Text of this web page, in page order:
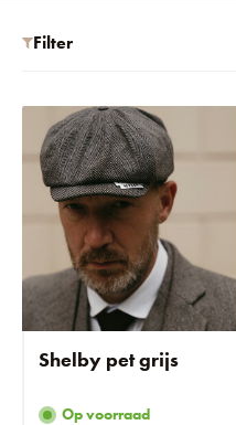
Filter
Shelby pet grijs
Op voorraad